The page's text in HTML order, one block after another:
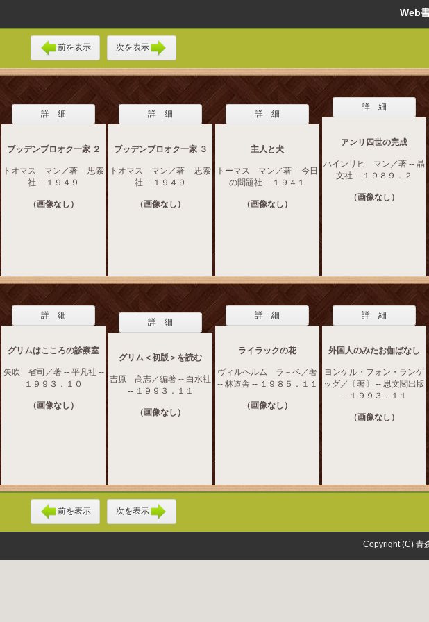
Web
前を表示 次を表示
詳 細
ブッデンブロオク一家 ２
トオマス マン／著 -- 思索
社 -- １９４９
（画像なし）
詳 細
ブッデンブロオク一家 ３
トオマス マン／著 -- 思索
社 -- １９４９
（画像なし）
詳 細
主人と犬
トーマス マン／著 -- 今日
の問題社 -- １９４１
（画像なし）
詳 細
アンリ四世の完成
ハインリヒ マン／著 -- 晶
文社 -- １９８９．２
（画像なし）
詳 細
グリムはこころの診察室
矢吹 省司／著 -- 平凡社 --
１９９３．１０
（画像なし）
詳 細
グリム＜初版＞を読む
吉原 高志／編著 -- 白水社
-- １９９３．１１
（画像なし）
詳 細
ライラックの花
ヴィルヘルム ラ－ベ／著
-- 林道舎 -- １９８５．１１
（画像なし）
詳 細
外国人のみたお伽ばなし
ヨンケル・フォン・ランゲ
ッグ／〔著〕 -- 思文閣出版
-- １９９３．１１
（画像なし）
前を表示 次を表示
Copyright (C) 青